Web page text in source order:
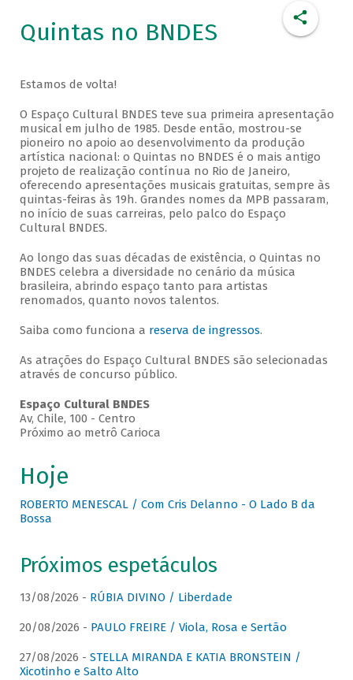
Quintas no BNDES
Estamos de volta!
O Espaço Cultural BNDES teve sua primeira apresentação
musical em julho de 1985. Desde então, mostrou-se
pioneiro no apoio ao desenvolvimento da produção
artística nacional: o Quintas no BNDES é o mais antigo
projeto de realização contínua no Rio de Janeiro,
oferecendo apresentações musicais gratuitas, sempre às
quintas-feiras às 19h. Grandes nomes da MPB passaram,
no início de suas carreiras, pelo palco do Espaço
Cultural BNDES.
Ao longo das suas décadas de existência, o Quintas no
BNDES celebra a diversidade no cenário da música
brasileira, abrindo espaço tanto para artistas
renomados, quanto novos talentos.
Saiba como funciona a reserva de ingressos.
As atrações do Espaço Cultural BNDES são selecionadas
através de concurso público.
Espaço Cultural BNDES
Av, Chile, 100 - Centro
Próximo ao metrô Carioca
Hoje
ROBERTO MENESCAL / Com Cris Delanno - O Lado B da
Bossa
Próximos espetáculos
13/08/2026 - RÚBIA DIVINO / Liberdade
20/08/2026 - PAULO FREIRE / Viola, Rosa e Sertão
27/08/2026 - STELLA MIRANDA E KATIA BRONSTEIN /
Xicotinho e Salto Alto